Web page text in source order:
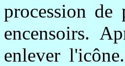
procession de
encensoirs.
enlever